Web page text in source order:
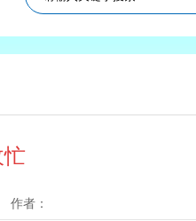
忙
作者：